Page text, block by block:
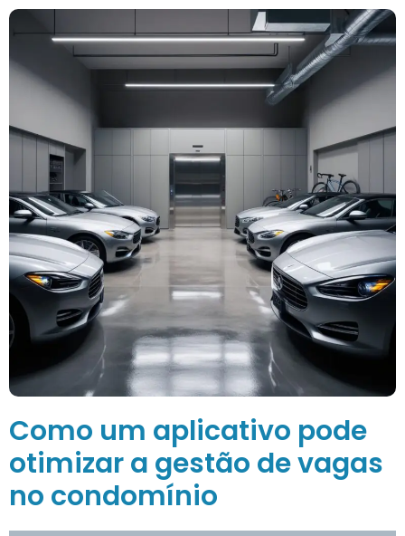
Como um aplicativo pode
otimizar a gestão de vagas
no condomínio